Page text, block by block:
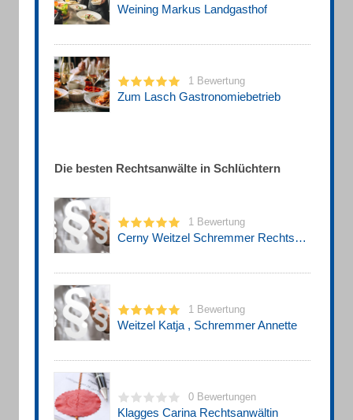
Weining Markus Landgasthof
1 Bewertung
Zum Lasch Gastronomiebetrieb
Die besten Rechtsanwälte in Schlüchtern
1 Bewertung
Cerny Weitzel Schremmer Rechtsanwälte und Notare
1 Bewertung
Weitzel Katja , Schremmer Annette
0 Bewertungen
Klagges Carina Rechtsanwältin